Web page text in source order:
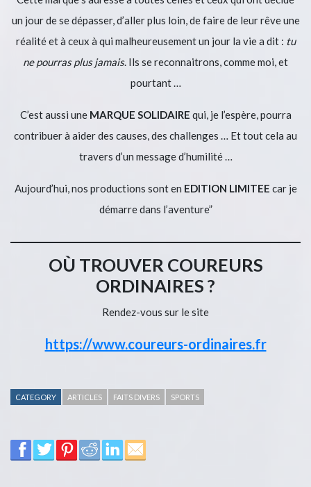
un jour de se dépasser, d’aller plus loin, de faire de leur rêve une
réalité et à ceux à qui malheureusement un jour la vie a dit : tu
ne pourras plus jamais. Ils se reconnaitrons, comme moi, et
pourtant …
C’est aussi une MARQUE SOLIDAIRE qui, je l’espère, pourra
contribuer à aider des causes, des challenges … Et tout cela au
travers d’un message d’humilité …
Aujourd’hui, nos productions sont en EDITION LIMITEE car je
démarre dans l’aventure”
OÙ TROUVER COUREURS
ORDINAIRES ?
Rendez-vous sur le site
https://www.coureurs-ordinaires.fr
CATEGORY ARTICLES FAITS DIVERS SPORTS